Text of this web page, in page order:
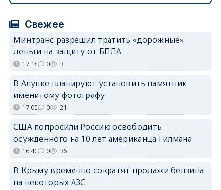
Свежее
Минтранс разрешил тратить «дорожные»
деньги на защиту от БПЛА
17:18 0 3
В Алупке планируют установить памятник
именитому фотографу
17:05 0 21
США попросили Россию освободить
осуждённого на 10 лет американца Гилмана
16:40 0 36
В Крыму временно сократят продажи бензина
на некоторых АЗС